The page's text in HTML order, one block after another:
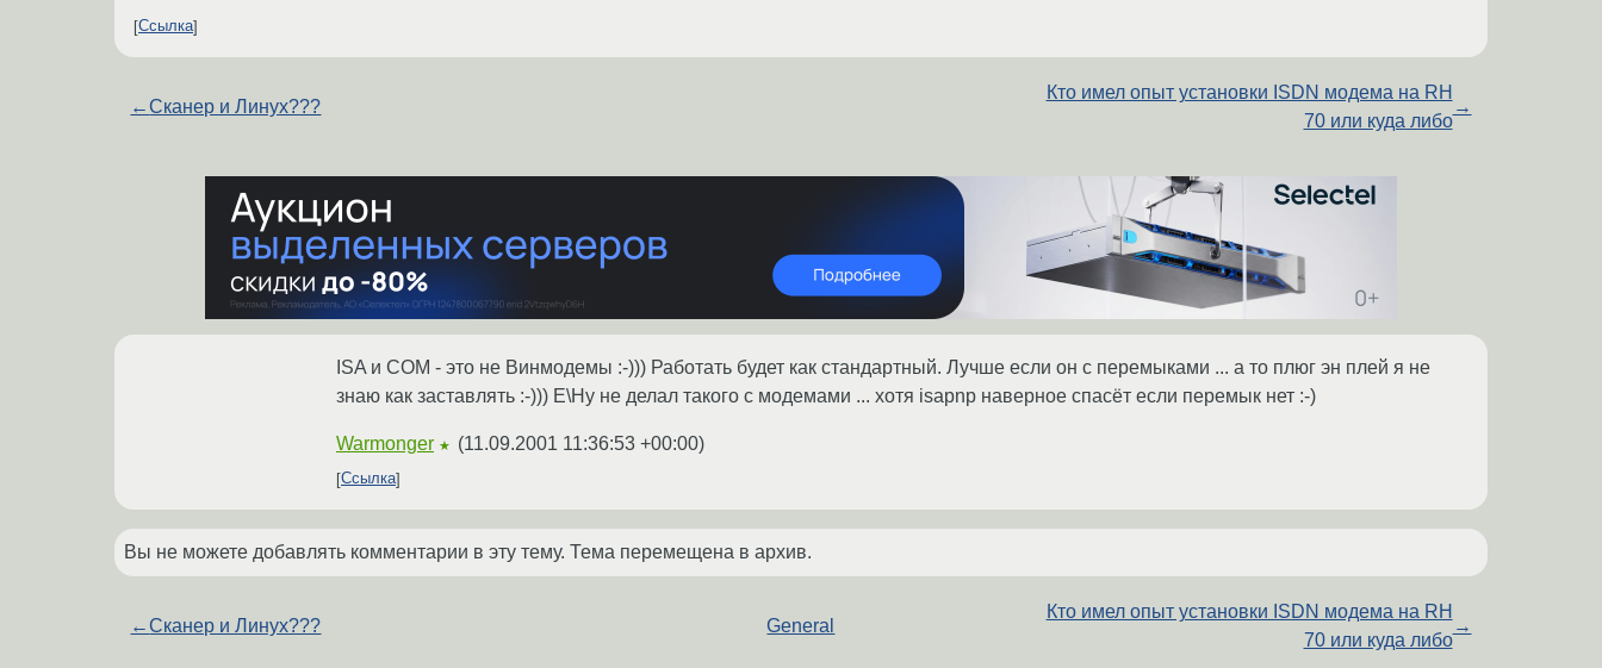
Ссылка
←Сканер и Линух???
Кто имел опыт установки ISDN модема на RH
70 или куда либо
→
ISA и COM - это не Винмодемы :-))) Работать будет как стандартный. Лучше если он с перемыками ... а то плюг эн плей я не
знаю как заставлять :-))) Е\Ну не делал такого с модемами ... хотя isapnp наверное спасёт если перемык нет :-)
Warmonger ★ (11.09.2001 11:36:53 +00:00)
Ссылка
Вы не можете добавлять комментарии в эту тему. Тема перемещена в архив.
←Сканер и Линух??? General
Кто имел опыт установки ISDN модема на RH
70 или куда либо
→